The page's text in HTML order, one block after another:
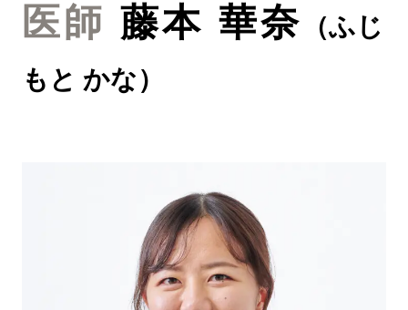
医師 藤本 華奈 （ふじ
もと かな）